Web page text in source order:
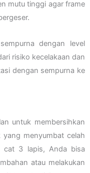
mutu tinggi agar frame
dengan level
risiko kecelakaan dan
dengan sempurna ke
untuk membersihkan
menyumbat celah
cat 3 lapis, Anda bisa
atau melakukan